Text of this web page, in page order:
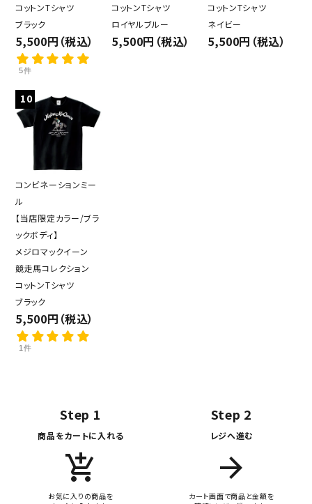
コットンTシャツ
ブラック
5,500円（税込）
5件
コットンTシャツ
ロイヤルブルー
5,500円（税込）
コットンTシャツ
ネイビー
5,500円（税込）
10
コンビネーションミー
ル
【当店限定カラー/ブラ
ックボディ】
メジロマックイーン
競走馬コレクション
コットンTシャツ
ブラック
5,500円（税込）
1件
Step 1
商品をカートに入れる
add_shopping_cart
お気に入りの商品を
Step 2
レジへ進む
arrow_forward
カート画面で商品と金額を